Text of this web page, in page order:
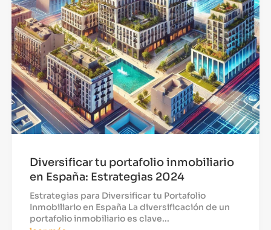
Diversificar tu portafolio inmobiliario
en España: Estrategias 2024
Estrategias para Diversificar tu Portafolio
Inmobiliario en España La diversificación de un
portafolio inmobiliario es clave...